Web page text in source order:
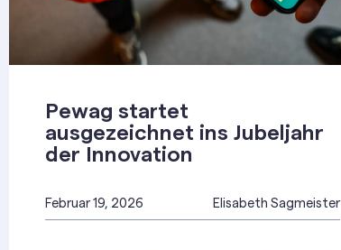
Pewag startet
ausgezeichnet ins Jubeljahr
der Innovation
Februar 19, 2026 Elisabeth Sagmeister